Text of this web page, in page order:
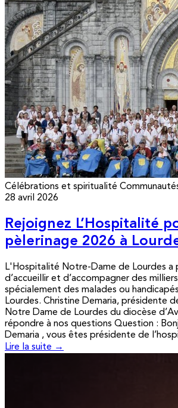
Célébrations et spiritualité
28 avril 2026
Rejoignez L’Hospitalité
pèlerinage 2026 à
L'Hospitalité Notre-Dame de Lourdes a
d’accueillir et d’accompagner des
spécialement des malades ou
Lourdes. Christine Demaria, présidente
Notre Dame de Lourdes du diocèse
répondre à nos questions Question :
Demaria , vous êtes présidente de
Lire la suite →